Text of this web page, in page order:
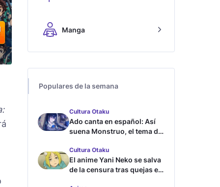
Manga
Populares de la semana
Cultura Otaku
Ado canta en español: Así
suena Monstruo, el tema de
Cultura Otaku
El anime Yani Neko se salva
de la censura tras quejas en